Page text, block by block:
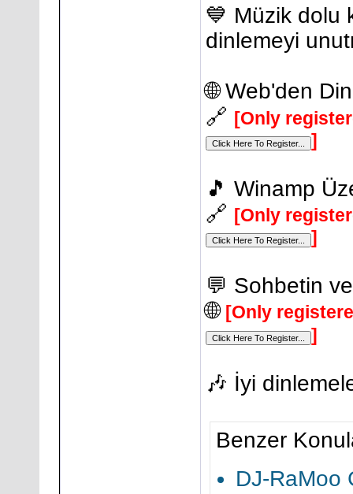
💙 Müzik dolu
dinlemeyi
🌐 Web'den
🔗 [Only
]
🎵 Winamp
🔗 [Only
]
💬 Sohbetin
🌐 [Only
]
🎶 İyi
Benzer
DJ-RaMoo